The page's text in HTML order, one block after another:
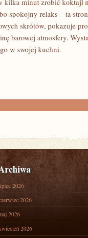
kilka minut zrobić koktajl
spokojny relaks – ta
skrótów, pokazuje
barowej atmosfery.
w swojej kuchni.
2026
2026
2026
2026